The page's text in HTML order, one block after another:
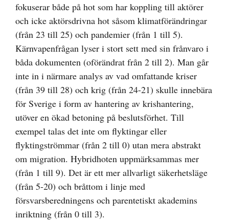
fokuserar både på hot som har koppling till aktörer
och icke aktörsdrivna hot såsom klimatförändringar
(från 23 till 25) och pandemier (från 1 till 5).
Kärnvapenfrågan lyser i stort sett med sin frånvaro i
båda dokumenten (oförändrat från 2 till 2). Man går
inte in i närmare analys av vad omfattande kriser
(från 39 till 28) och krig (från 24-21) skulle innebära
för Sverige i form av hantering av krishantering,
utöver en ökad betoning på beslutsförhet. Till
exempel talas det inte om flyktingar eller
flyktingströmmar (från 2 till 0) utan mera abstrakt
om migration. Hybridhoten uppmärksammas mer
(från 1 till 9). Det är ett mer allvarligt säkerhetsläge
(från 5-20) och bråttom i linje med
försvarsberedningens och parentetiskt akademins
inriktning (från 0 till 3).